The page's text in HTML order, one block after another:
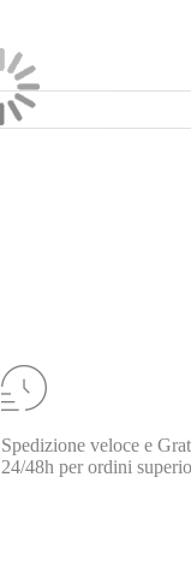
Spedizione veloce e
24/48h per ordini